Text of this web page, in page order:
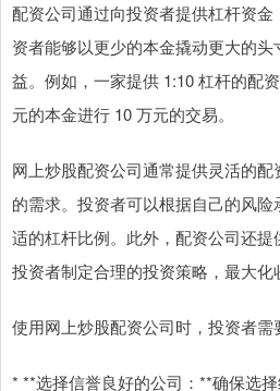
配资公司通过向投资者提供杠杆资
资者能够以更少的本金撬动更大的
益。例如，一家提供 1:10 杠杆的配
元的本金进行 10 万元的交易。
网上炒股配资公司通常提供灵活的
的需求。投资者可以根据自己的风
适的杠杆比例。此外，配资公司还
投资者制定合理的投资策略，最大化
使用网上炒股配资公司时，投资者需
* **选择信誉良好的公司：**确保选